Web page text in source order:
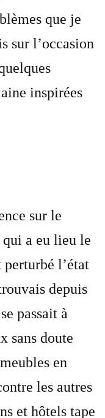
que je
sur l’occasion
inspirées
sur le
a eu lieu le
l’état
depuis
passait à
sans doute
en
les autres
et hôtels tape